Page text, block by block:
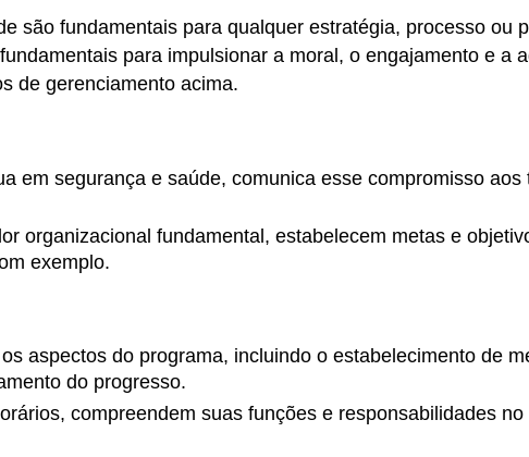
são fundamentais para qualquer estratégia, processo ou
para impulsionar a moral, o engajamento e a
de gerenciamento acima.
em segurança e saúde, comunica esse compromisso
organizacional fundamental, estabelecem metas e
exemplo.
aspectos do programa, incluindo o estabelecimento de
do progresso.
compreendem suas funções e responsabilidades